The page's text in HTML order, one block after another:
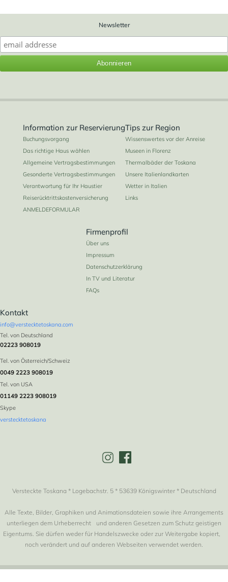
Newsletter
Information zur Reservierung
Buchungsvorgang
Das richtige Haus wählen
Allgemeine Vertragsbestimmungen
Gesonderte Vertragsbestimmungen
Verantwortung für Ihr Haustier
Reiserücktrittskostenversicherung
ANMELDEFORMULAR
Tips zur Region
Wissenswertes vor der Anreise
Museen in Florenz
Thermalbäder der Toskana
Unsere Italienlandkarten
Wetter in Italien
Links
Firmenprofil
Über uns
Impressum
Datenschutzerklärung
In TV und Literatur
FAQs
Kontakt
info@verstecktetoskana.com
Tel. von Deutschland
02223 908019
Tel. von Österreich/Schweiz
0049 2223 908019
Tel. von USA
01149 2223 908019
Skype
verstecktetoskana
Versteckte Toskana * Logebachstr. 5 * 53639 Königswinter * Deutschland
Alle Texte, Bilder, Graphiken und Animationsdateien sowie ihre Arrangements
unterliegen dem Urheberrecht und anderen Gesetzen zum Schutz geistigen
Eigentums. Sie dürfen weder für Handelszwecke oder zur Weitergabe kopiert,
noch verändert und auf anderen Webseiten verwendet werden.